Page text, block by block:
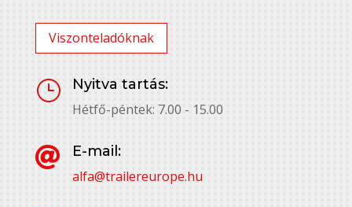
Viszonteladóknak
}
Nyitva tartás:
Hétfő-péntek: 7.00 - 15.00

E-mail:
alfa@trailereurope.hu